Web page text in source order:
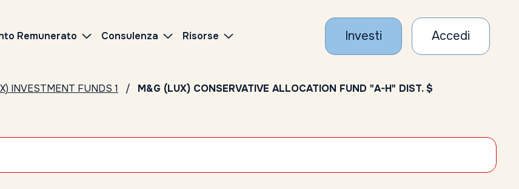
Remunerato Consulenza Risorse Investi Accedi
INVESTMENT FUNDS 1 M&G (LUX) CONSERVATIVE ALLOCATION FUND "A-H" DIST. $